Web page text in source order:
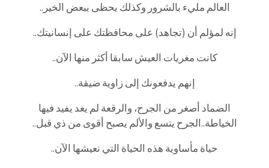
العالم مليء بالشرور وكذلك يحظى ببعض الخير..
إنه لمؤلم أن (تجاهد) على محافظتك على إنسانيتك..
كانت مغريات العيش سابقا أكثر منها الآن..
إنهم يدفعونك إلى زاوية ضيقة..
الضماد أصغر من الجرح، والرقعة لم يعد يفيد فيها
الخياطة..الجرح يتسع والألم يصبح أقوى من ذي قبل..
حياة مأساوية هذه الحياة التي نعيشها الآن..